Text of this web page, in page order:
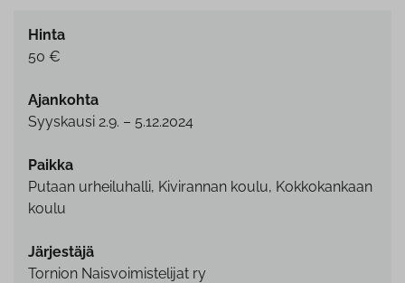
Hinta
50 €
Ajankohta
Syyskausi 2.9. – 5.12.2024
Paikka
Putaan urheiluhalli, Kivirannan koulu, Kokkokankaan
koulu
Järjestäjä
Tornion Naisvoimistelijat ry